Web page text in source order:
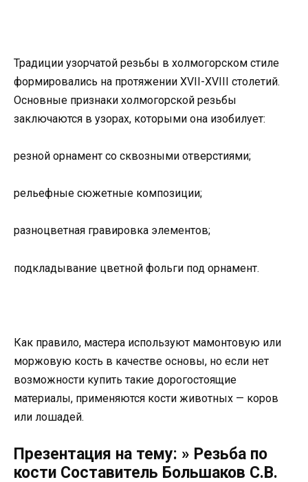
Традиции узорчатой резьбы в холмогорском стиле
формировались на протяжении XVII-XVIII столетий.
Основные признаки холмогорской резьбы
заключаются в узорах, которыми она изобилует:
резной орнамент со сквозными отверстиями;
рельефные сюжетные композиции;
разноцветная гравировка элементов;
подкладывание цветной фольги под орнамент.
Как правило, мастера используют мамонтовую или
моржовую кость в качестве основы, но если нет
возможности купить такие дорогостоящие
материалы, применяются кости животных — коров
или лошадей.
Презентация на тему: » Резьба по
кости Составитель Большаков С.В.